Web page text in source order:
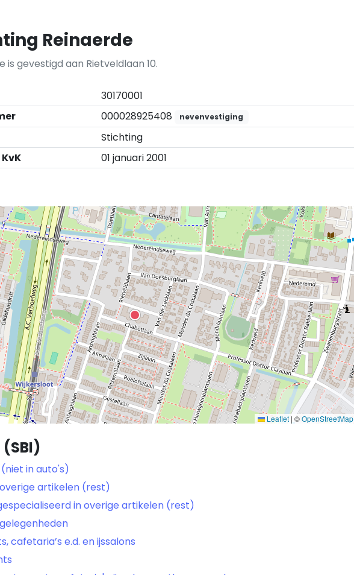
Reinaerde
is gevestigd aan Rietveldlaan 10.
30170001
000028925408 nevenvestiging
Stichting
01 januari 2001
Leaflet | ©OpenStreetMap
in auto's)
artikelen (rest)
in overige artikelen (rest)
cafetaria’s e.d. en ijssalons